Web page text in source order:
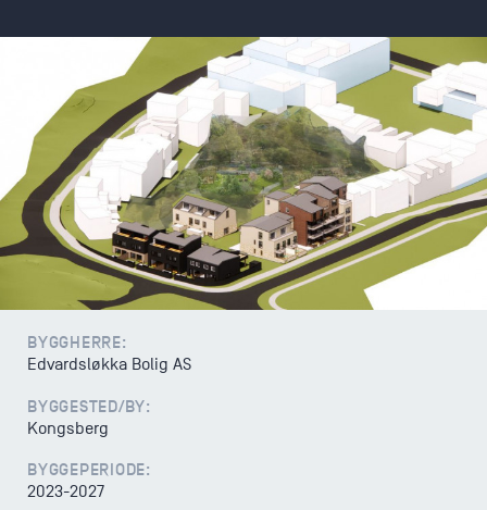
Kontakt oss
Interne ressurser
Leverandørinfo
Varsling
BYGGHERRE:
Edvardsløkka Bolig AS
BYGGESTED/BY:
Kongsberg
BYGGEPERIODE:
2023-2027